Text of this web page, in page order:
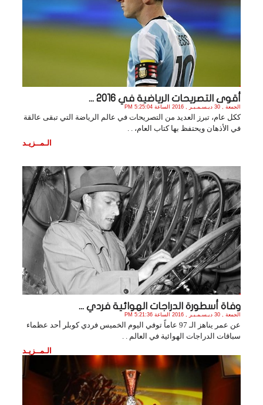
أقوى التصريحات الرياضية في 2016 ...
الجمعة , 30 ديـسـمـبـر , 2016 الساعة 5:25:04 PM
ككل عام، تبرز العديد من التصريحات في عالم الرياضة التي تبقى عالقة
في الأذهان ويحتفظ بها كتاب العام، . .
الـمــزيـد
وفاة أسطورة الدراجات الهوائية فردي ...
الجمعة , 30 ديـسـمـبـر , 2016 الساعة 5:21:36 PM
عن عمر يناهز الـ 97 عاماً توفي اليوم الخميس فردي كوبلر أحد عظماء
سباقات الدراجات الهوائية في العالم . .
الـمــزيـد